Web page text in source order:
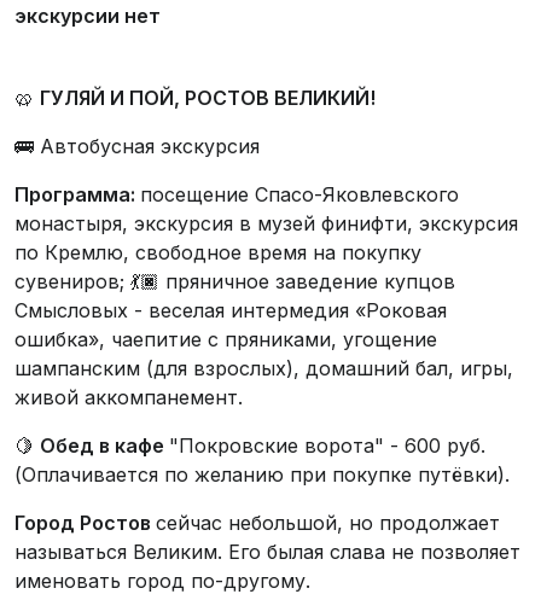
экскурсии нет
🥨 ГУЛЯЙ И ПОЙ, РОСТОВ ВЕЛИКИЙ!
🚌 Автобусная экскурсия
Программа: посещение Спасо-Яковлевского
монастыря, экскурсия в музей финифти, экскурсия
по Кремлю, свободное время на покупку
сувениров; 💃🏿 пряничное заведение купцов
Смысловых - веселая интермедия «Роковая
ошибка», чаепитие с пряниками, угощение
шампанским (для взрослых), домашний бал, игры,
живой аккомпанемент.
🍋 Обед в кафе "Покровские ворота" - 600 руб.
(Оплачивается по желанию при покупке путёвки).
Город Ростов сейчас небольшой, но продолжает
называться Великим. Его былая слава не позволяет
именовать город по-другому.